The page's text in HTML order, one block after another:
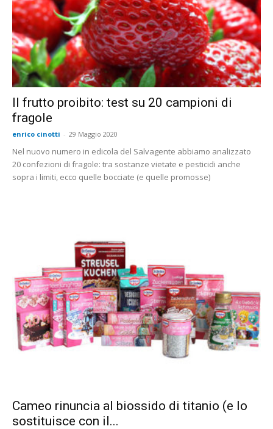
Il frutto proibito: test su 20 campioni di
fragole
enrico cinotti - 29 Maggio 2020
Nel nuovo numero in edicola del Salvagente abbiamo analizzato
20 confezioni di fragole: tra sostanze vietate e pesticidi anche
sopra i limiti, ecco quelle bocciate (e quelle promosse)
Cameo rinuncia al biossido di titanio (e lo
sostituisce con il...